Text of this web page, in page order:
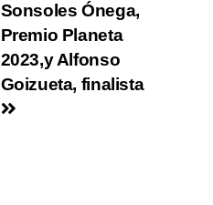
Sonsoles Ónega,
Premio Planeta
2023,y Alfonso
Goizueta, finalista